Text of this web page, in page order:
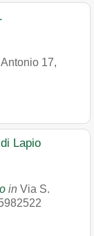
17,
Lapio
in Via S.